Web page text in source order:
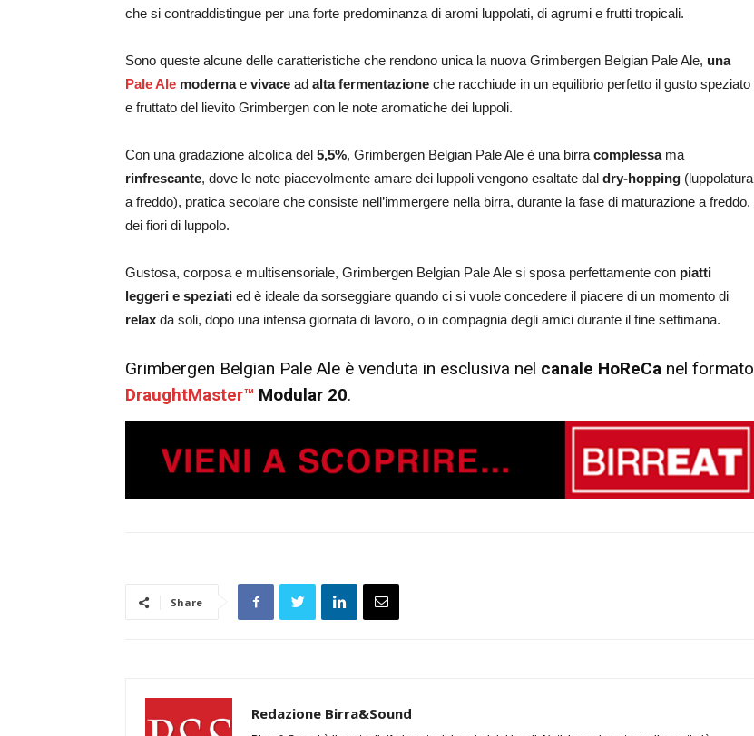
che si contraddistingue per una forte predominanza di aromi luppolati, di agrumi e frutti tropicali.
Sono queste alcune delle caratteristiche che rendono unica la nuova Grimbergen Belgian Pale Ale, una
Pale Ale modernae vivace ad alta fermentazione che racchiude in un equilibrio perfetto il gusto speziato
e fruttato del lievito Grimbergen con le note aromatiche dei luppoli.
Con una gradazione alcolica del 5,5%, Grimbergen Belgian Pale Ale è una birra complessama
rinfrescante, dove le note piacevolmente amare dei luppoli vengono esaltate dal dry-hopping (luppolatura
a freddo), pratica secolare che consiste nell’immergere nella birra, durante la fase di maturazione a freddo,
dei fiori di luppolo.
Gustosa, corposa e multisensoriale, Grimbergen Belgian Pale Ale si sposa perfettamente con piatti
leggeri e speziati ed è ideale da sorseggiare quando ci si vuole concedere il piacere di un momento di
relax da soli, dopo una intensa giornata di lavoro, o in compagnia degli amici durante il fine settimana.
Grimbergen Belgian Pale Ale è venduta in esclusiva nel canale HoReCa nel formato
DraughtMaster™ Modular 20.
Share
Redazione Birra&Sound